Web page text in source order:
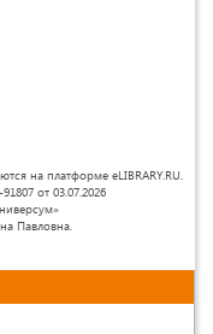
на платформе eLIBRARY.RU.
от 03.07.2026
Павловна.